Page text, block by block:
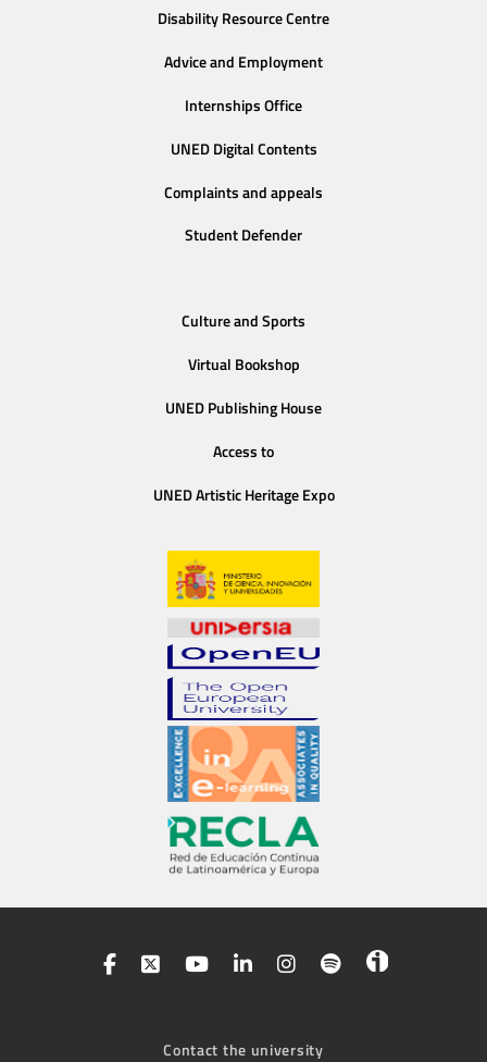
Disability Resource Centre
Advice and Employment
Internships Office
UNED Digital Contents
Complaints and appeals
Student Defender
Culture and Sports
Virtual Bookshop
UNED Publishing House
Access to
UNED Artistic Heritage Expo
Contact the university